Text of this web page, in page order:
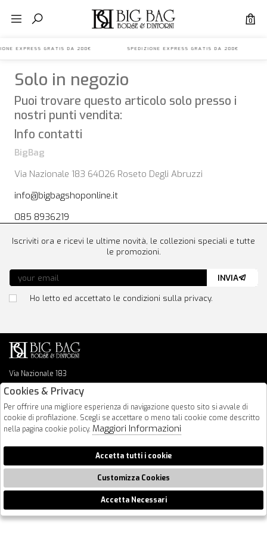
0
EXPRESS GRATIS DA 200€ SPEDIZIONE EXPRESS GRATIS DA
Solo in negozio
Puoi trovare questo articolo solo presso i
nostri punti vendita:
Info contatti
BigBag
Via Nazionale 183 64026 Roseto Degli Abruzzi
info@bigbagshoponline.it
085 8936219
Via Nazionale 183
64026 Roseto Degli Abruzzi
info@bigbagshoponline.it
follow us
Iscriviti ora e ricevi le ultime novità, le collezioni speciali e tutte
le promozioni.
Ho letto ed accettato le condizioni sulla privacy.
INVIA
2026 BigBag - P.iva : 00916940679 Powered by
🍪
Cookies & Privacy
Per offrire una migliore esperienza di navigazione questo sito si avvale di
cookie di profilazione. Scegli se accettare o meno tali cookie come descritto
nella pagina cookie policy. Maggiori Informazioni
Accetta tutti i cookie
Customizza Cookies
Accetta Necessari